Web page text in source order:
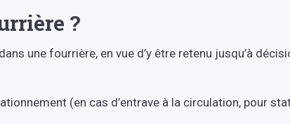
?
une fourrière, en vue d’y être retenu jusqu’à
(en cas d’entrave à la circulation, pour